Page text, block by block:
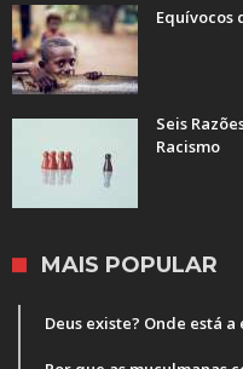
Equívocos
Seis
Racismo
MAIS POPULAR
Deus existe? Onde está